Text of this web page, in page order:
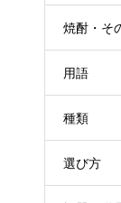
焼酎・そ
用語
種類
選び方